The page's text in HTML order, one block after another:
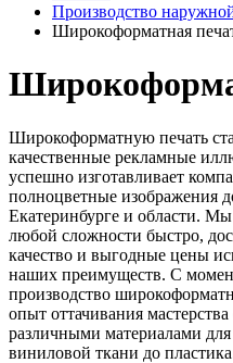
Производство
Широкоформатная
Широкоформатную печать
качественные рекламные
успешно изготавливает
полноцветные изображения
Екатеринбурге и области.
любой сложности быстро,
качество и выгодные цены
наших преимуществ. С
производство
опыт оттачивания
различными материалами
виниловой ткани до